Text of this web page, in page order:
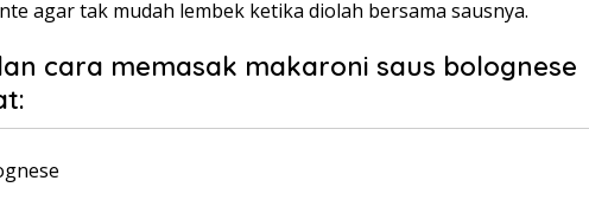
agar tak mudah lembek ketika diolah bersama sausnya.
cara memasak makaroni saus bolognese